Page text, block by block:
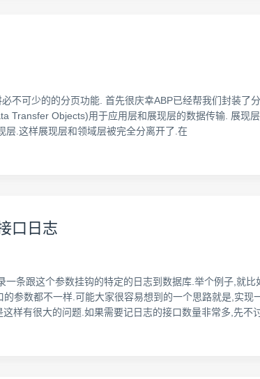
不可少的的分页功能. 首先很庆幸ABP已经帮我们封装了
Transfer Objects)用于应用层和展现层的数据传输. 展现
.这样展现层和领域层被完全分离开了.在
口日志
条跟这个参数挂钩的特定的日志到数据库.举个例子,就
参数都不一样.可能大家很容易想到的一个思路就是,实现
样有很大的问题.如果需要记日志的接口数量非常多,先不